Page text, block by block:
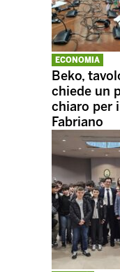
ECONOMIA
Beko,
chiede un
chiaro per
Fabriano